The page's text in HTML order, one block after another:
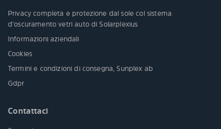
Privacy completa e protezione dal sole col sistema
d’oscuramento vetri auto di Solarplexius
Informazioni aziendali
Cookies
Termini e condizioni di consegna, Sunplex ab
Gdpr
Contattaci